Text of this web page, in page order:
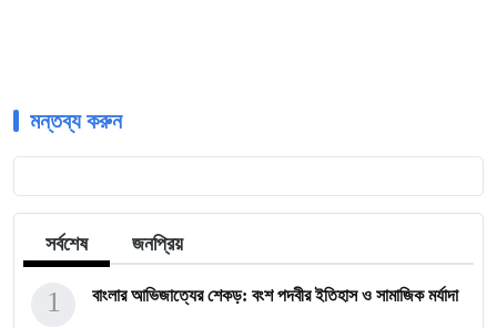
মন্তব্য করুন
সর্বশেষ জনপ্রিয়
বাংলার আভিজাত্যের শেকড়: বংশ পদবীর ইতিহাস ও সামাজিক মর্যাদা
1